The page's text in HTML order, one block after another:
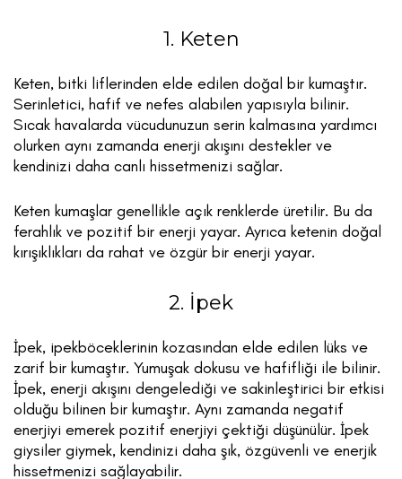
1. Keten
Keten, bitki liflerinden elde edilen doğal bir kumaştır.
Serinletici, hafif ve nefes alabilen yapısıyla bilinir.
Sıcak havalarda vücudunuzun serin kalmasına yardımcı
olurken aynı zamanda enerji akışını destekler ve
kendinizi daha canlı hissetmenizi sağlar.
Keten kumaşlar genellikle açık renklerde üretilir. Bu da
ferahlık ve pozitif bir enerji yayar. Ayrıca ketenin doğal
kırışıklıkları da rahat ve özgür bir enerji yayar.
2. İpek
İpek, ipekböceklerinin kozasından elde edilen lüks ve
zarif bir kumaştır. Yumuşak dokusu ve hafifliği ile bilinir.
İpek, enerji akışını dengelediği ve sakinleştirici bir etkisi
olduğu bilinen bir kumaştır. Aynı zamanda negatif
enerjiyi emerek pozitif enerjiyi çektiği düşünülür. İpek
giysiler giymek, kendinizi daha şık, özgüvenli ve enerjik
hissetmenizi sağlayabilir.